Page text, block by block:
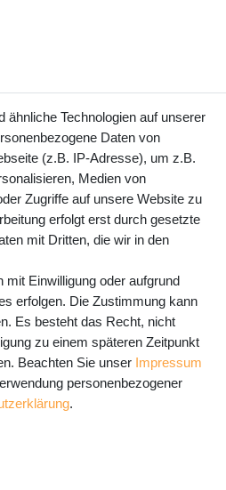
400
MwSt. und zzgl. Service- und
- Keine Angebote
ich die
kann ich jederzeit
ähnliche Technologien auf unserer
Daten von
(z.B. IP-Adresse), um z.B.
Medien von
Zugriffe auf unsere Website zu
erfolgt erst durch gesetzte
mit Dritten, die wir in den
mit Einwilligung oder aufgrund
erfolgen. Die Zustimmung kann
Es besteht das Recht, nicht
zu einem späteren Zeitpunkt
Beachten Sie unser Impressum
personenbezogener
.